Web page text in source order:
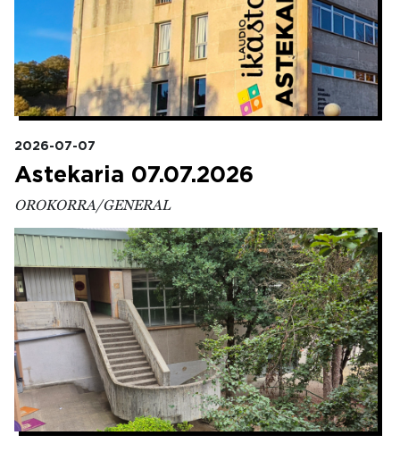
2026-07-07
Astekaria 07.07.2026
OROKORRA/GENERAL
Irudia